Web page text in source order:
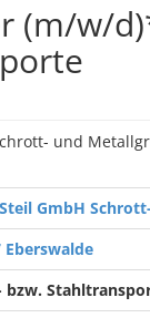
(m/w/
und
GmbH
Eberswalde
bzw.